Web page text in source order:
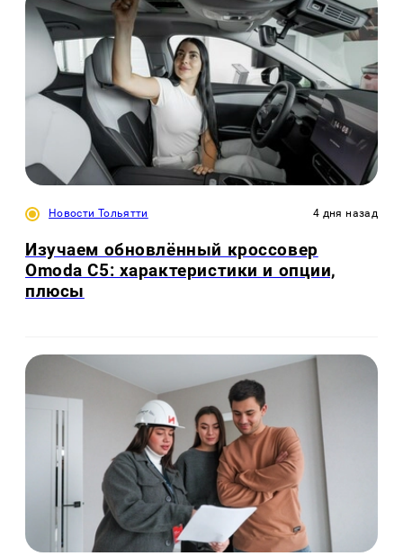
Новости Тольятти 4 дня назад
Изучаем обновлённый кроссовер
Omoda C5: характеристики и опции,
плюсы